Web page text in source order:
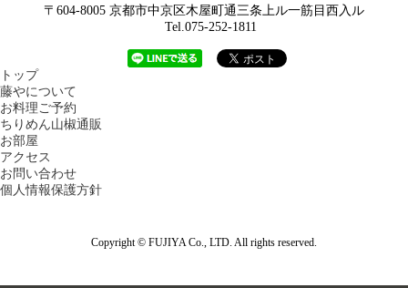
〒604-8005 京都市中京区木屋町通三条上ル一筋目西入ル
Tel.075-252-1811
トップ
藤やについて
お料理ご予約
ちりめん山椒通販
お部屋
アクセス
お問い合わせ
個人情報保護方針
Copyright © FUJIYA Co., LTD. All rights reserved.